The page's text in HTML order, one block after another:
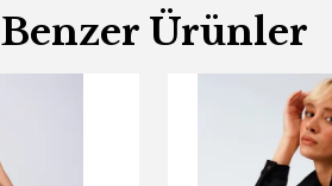
Benzer Ürünler